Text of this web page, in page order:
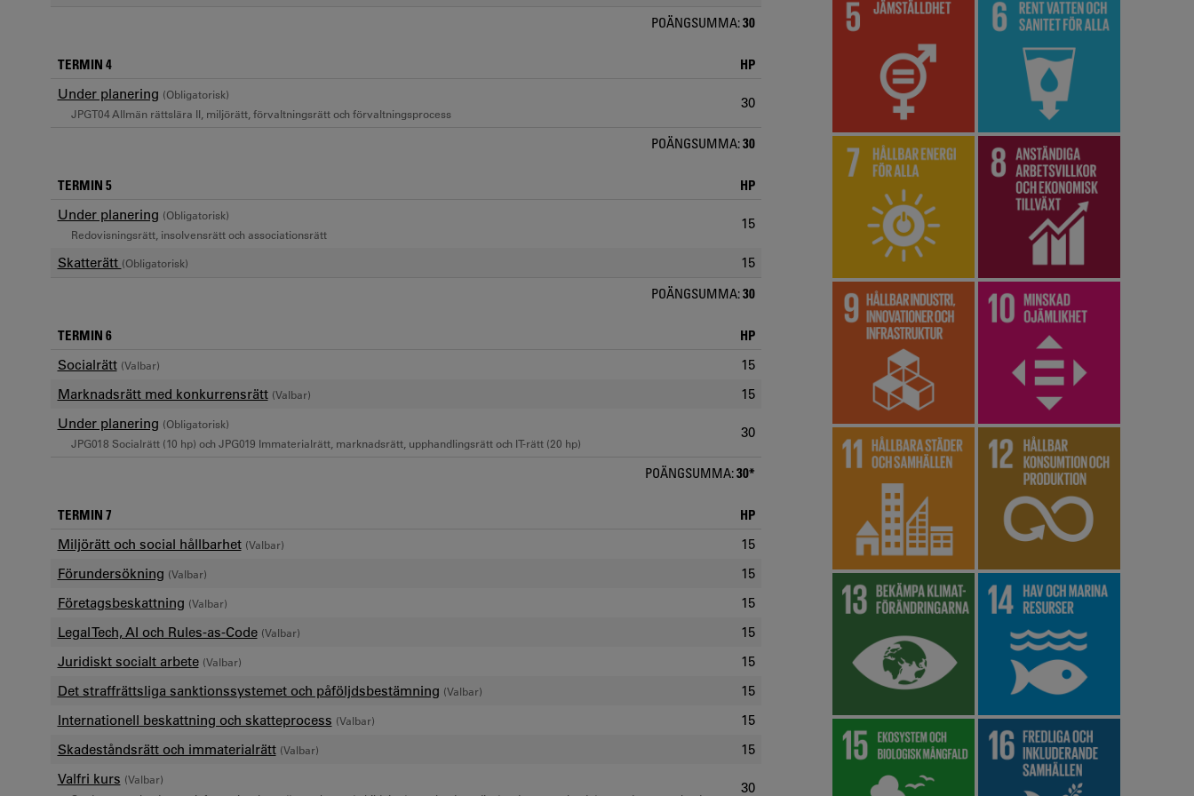
POÄNGSUMMA:30
TERMIN 4 HP
Under planering (Obligatorisk)
JPGT04 Allmän rättslära II, miljörätt, förvaltningsrätt och förvaltningsprocess
30
POÄNGSUMMA:30
TERMIN 5 HP
Under planering (Obligatorisk)
Redovisningsrätt, insolvensrätt och associationsrätt
15
Skatterätt (Obligatorisk) 15
POÄNGSUMMA:30
TERMIN 6 HP
Socialrätt (Valbar)
15
Marknadsrätt med konkurrensrätt (Valbar)
15
Under planering (Obligatorisk)
JPG018 Socialrätt (10 hp) och JPG019 Immaterialrätt, marknadsrätt, upphandlingsrätt och IT-rätt (20 hp)
30
POÄNGSUMMA:30*
TERMIN 7 HP
Miljörätt och social hållbarhet (Valbar)
15
Förundersökning (Valbar)
15
Företagsbeskattning (Valbar)
15
Legal Tech, AI och Rules-as-Code (Valbar)
15
Juridiskt socialt arbete (Valbar)
15
Det straffrättsliga sanktionssystemet och påföljdsbestämning (Valbar)
15
Internationell beskattning och skatteprocess (Valbar)
15
Skadeståndsrätt och immaterialrätt (Valbar)
15
Valfri kurs (Valbar)
30